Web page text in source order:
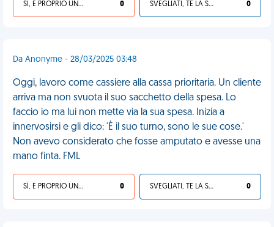
SÌ, È PROPRIO UNA VDM! 0 SVEGLIATI, TE LA SEI CERCATA! 0
Da Anonyme - 28/03/2025 03:48
Oggi, lavoro come cassiere alla cassa prioritaria. Un cliente
arriva ma non svuota il suo sacchetto della spesa. Lo
faccio io ma lui non mette via la sua spesa. Inizia a
innervosirsi e gli dico: 'È il suo turno, sono le sue cose.'
Non avevo considerato che fosse amputato e avesse una
mano finta. FML
SÌ, È PROPRIO UNA VDM! 0 SVEGLIATI, TE LA SEI CERCATA! 0